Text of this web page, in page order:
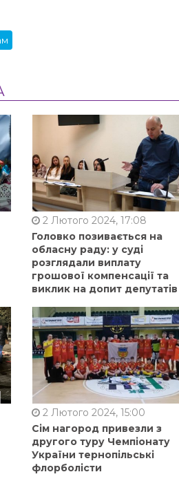
2 Лютого 2024, 17:08
Головко позивається на
обласну раду: у суді
розглядали виплату
грошової компенсації та
виклик на допит депутатів
2 Лютого 2024, 15:00
Сім нагород привезли з
другого туру Чемпіонату
України тернопільські
флорболісти